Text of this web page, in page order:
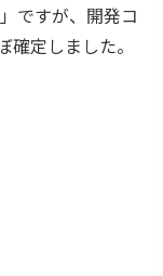
ですが、開発コ
定しました。